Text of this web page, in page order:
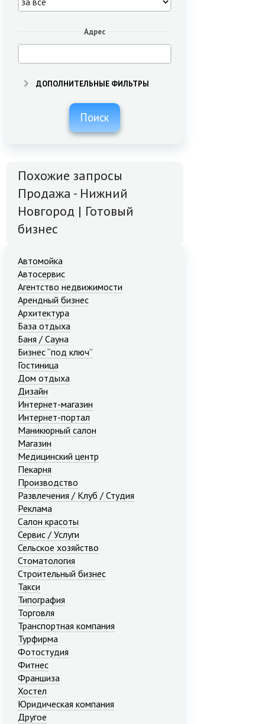
Адрес
ДОПОЛНИТЕЛЬНЫЕ ФИЛЬТРЫ
Поиск
Похожие запросы
Продажа - Нижний
Новгород | Готовый
бизнес
Автомойка
Автосервис
Агентство недвижимости
Арендный бизнес
Архитектура
База отдыха
Баня / Сауна
Бизнес “под ключ”
Гостиница
Дом отдыха
Дизайн
Интернет-магазин
Интернет-портал
Маникюрный салон
Магазин
Медицинский центр
Пекарня
Производство
Развлечения / Клуб / Студия
Реклама
Салон красоты
Сервис / Услуги
Сельское хозяйство
Стоматология
Строительный бизнес
Такси
Типография
Торговля
Транспортная компания
Турфирма
Фотостудия
Фитнес
Франшиза
Хостел
Юридическая компания
Другое